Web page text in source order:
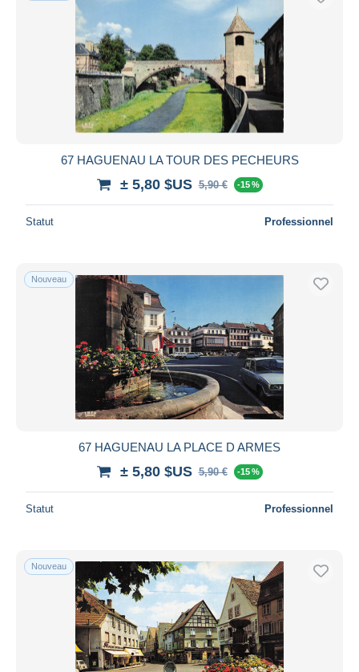
67 HAGUENAU LA TOUR DES PECHEURS
± 5,80 $US 5,90 € -15 %
Statut Professionnel
Nouveau
67 HAGUENAU LA PLACE D ARMES
± 5,80 $US 5,90 € -15 %
Statut Professionnel
Nouveau